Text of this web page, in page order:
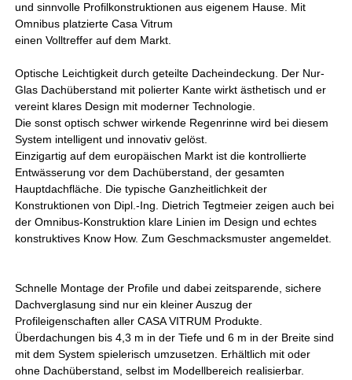
und sinnvolle Profilkonstruktionen aus eigenem Hause. Mit
Omnibus platzierte Casa Vitrum
einen Volltreffer auf dem Markt.
Optische Leichtigkeit durch geteilte Dacheindeckung. Der Nur-
Glas Dachüberstand mit polierter Kante wirkt ästhetisch und er
vereint klares Design mit moderner Technologie.
Die sonst optisch schwer wirkende Regenrinne wird bei diesem
System intelligent und innovativ gelöst.
Einzigartig auf dem europäischen Markt ist die kontrollierte
Entwässerung vor dem Dachüberstand, der gesamten
Hauptdachfläche. Die typische Ganzheitlichkeit der
Konstruktionen von Dipl.-Ing. Dietrich Tegtmeier zeigen auch bei
der Omnibus-Konstruktion klare Linien im Design und echtes
konstruktives Know How. Zum Geschmacksmuster angemeldet.
Schnelle Montage der Profile und dabei zeitsparende, sichere
Dachverglasung sind nur ein kleiner Auszug der
Profileigenschaften aller CASA VITRUM Produkte.
Überdachungen bis 4,3 m in der Tiefe und 6 m in der Breite sind
mit dem System spielerisch umzusetzen. Erhältlich mit oder
ohne Dachüberstand, selbst im Modellbereich realisierbar.